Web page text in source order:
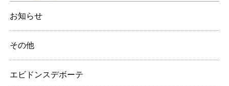
お知らせ
その他
エビドンスデボーテ